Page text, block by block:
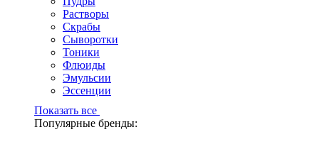
Растворы
Скрабы
Сыворотки
Тоники
Флюиды
Эмульсии
Эссенции
Показать все
Популярные бренды: